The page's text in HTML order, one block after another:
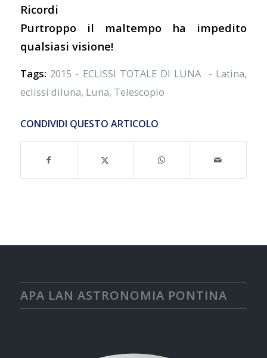
Ricordi
Purtroppo il maltempo ha impedito
qualsiasi visione!
Tags: 2015 - ECLISSI TOTALE DI LUNA - Latina,
eclissi diluna, Luna, Telescopio
CONDIVIDI QUESTO ARTICOLO
APA LAN ASTRONOMIA PONTINA